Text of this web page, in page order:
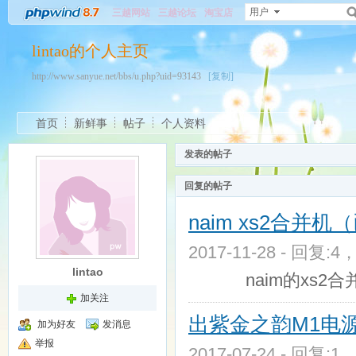
三越网站 三越论坛 淘宝店 用户
lintao的个人主页
http://www.sanyue.net/bbs/u.php?uid=93143 [复制]
首页 新鲜事 帖子 个人资料
lintao
加关注
加为好友
发消息
举报
发表的帖子
回复的帖子
naim xs2合并机
2017-11-28 - 回复:4
naim的xs2合并
出紫金之韵M1电